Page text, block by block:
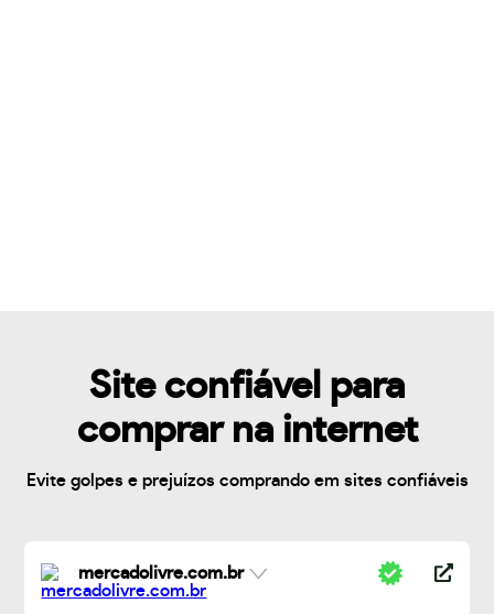
Site confiável para
comprar na internet
Evite golpes e prejuízos comprando em sites confiáveis
mercadolivre.com.br